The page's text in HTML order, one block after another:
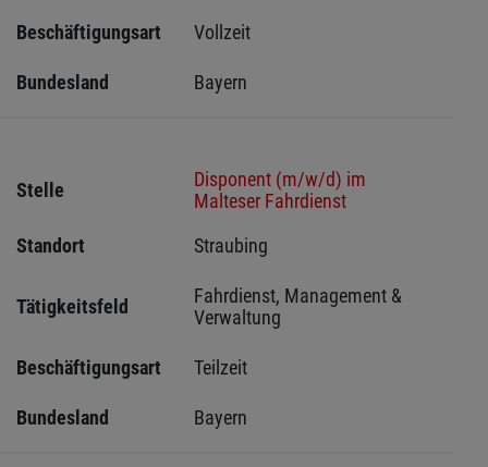
Beschäftigungsart Vollzeit
Bundesland Bayern
Stelle
Disponent (m/w/d) im
Malteser Fahrdienst
Standort
Straubing
Tätigkeitsfeld
Fahrdienst, Management &
Verwaltung
Beschäftigungsart Teilzeit
Bundesland Bayern